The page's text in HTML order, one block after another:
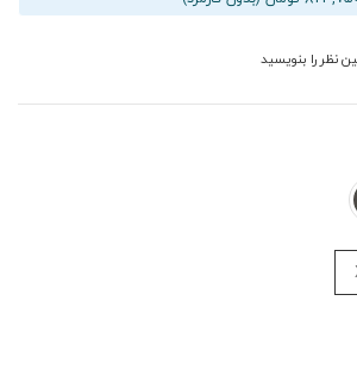
نظر را بنویسید